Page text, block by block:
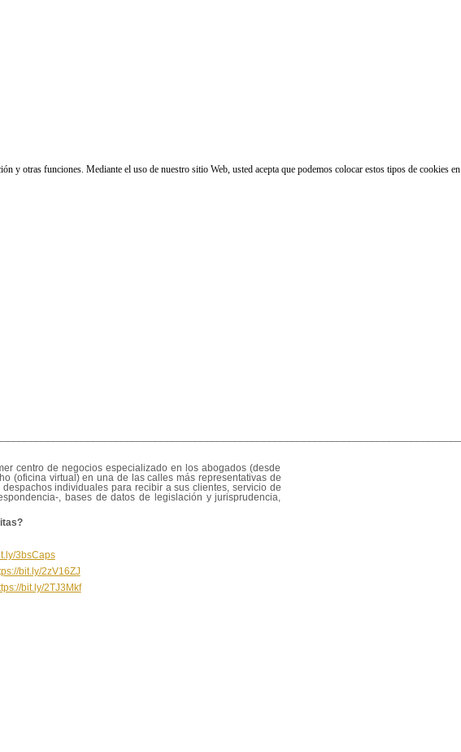
y otras funciones. Mediante el uso de nuestro sitio Web, usted acepta que podemos colocar estos tipos de cookies en
centro de negocios especializado en los abogados (desde
(oficina virtual) en una de las calles más representativas de
individuales para recibir a sus clientes, servicio de
, bases de datos de legislación y jurisprudencia,
3bsCaps
bit.ly/2zV16ZJ
bit.ly/2TJ3Mkf